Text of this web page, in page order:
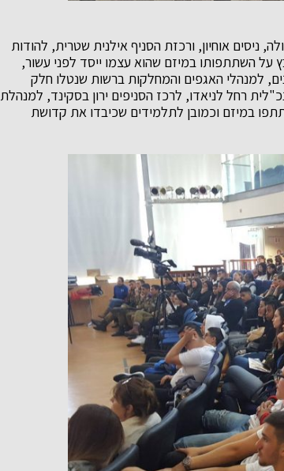
ניסים אוחיון, ורכזת הסניף אילנית שטרית, להודות
השתתפותו במיזם שהוא עצמו ייסד לפני עשור,
למנהלי האגפים והמחלקות ברשות שנטלו חלק
רחל לניאדו, לרכז הסניפים ירון בסקינד, למנהלת
במיזם וכמובן לתלמידים שכיבדו את קדושת